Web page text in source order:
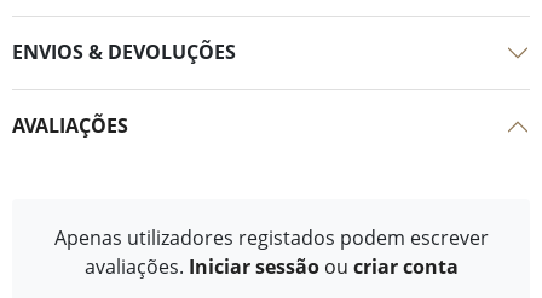
ENVIOS & DEVOLUÇÕES
AVALIAÇÕES
Apenas utilizadores registados podem escrever
avaliações. Iniciar sessão ou criar conta